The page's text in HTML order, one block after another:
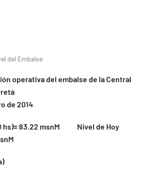
del Embalse
operativa del embalse de la Central
de 2014
hs)= 83.22 msnM Nivel de Hoy